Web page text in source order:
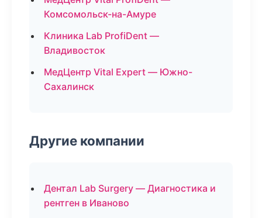
Комсомольск-на-Амуре
Клиника Lab ProfiDent —
Владивосток
МедЦентр Vital Expert — Южно-
Сахалинск
Другие компании
Дентал Lab Surgery — Диагностика и
рентген в Иваново